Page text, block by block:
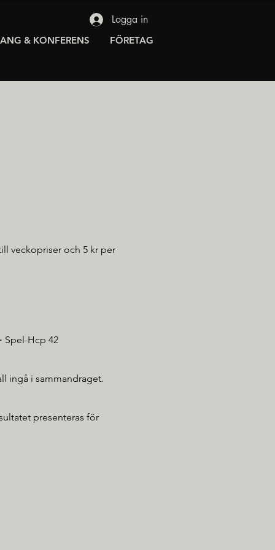
& KONFERENS FÖRETAG
Logga in
veckopriser och 5 kr per
Spel-Hcp 42
ingå i sammandraget.
presenteras för